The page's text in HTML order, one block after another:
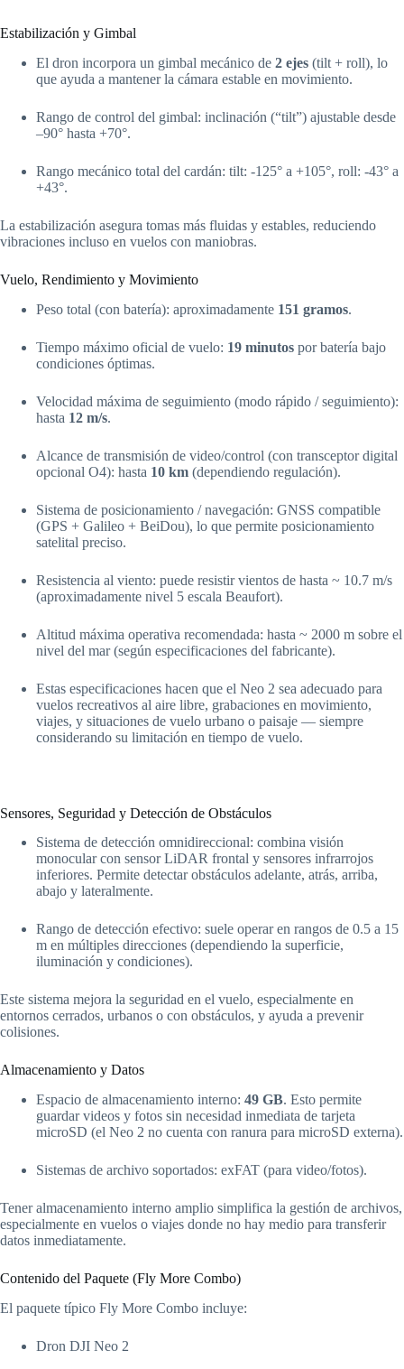
Estabilización y Gimbal
El dron incorpora un gimbal mecánico de 2 ejes (tilt + roll), lo
que ayuda a mantener la cámara estable en movimiento.
Rango de control del gimbal: inclinación (“tilt”) ajustable desde
–90° hasta +70°.
Rango mecánico total del cardán: tilt: -125° a +105°, roll: -43° a
+43°.
La estabilización asegura tomas más fluidas y estables, reduciendo
vibraciones incluso en vuelos con maniobras.
Vuelo, Rendimiento y Movimiento
Peso total (con batería): aproximadamente 151 gramos.
Tiempo máximo oficial de vuelo: 19 minutos por batería bajo
condiciones óptimas.
Velocidad máxima de seguimiento (modo rápido / seguimiento):
hasta 12 m/s.
Alcance de transmisión de video/control (con transceptor digital
opcional O4): hasta 10 km (dependiendo regulación).
Sistema de posicionamiento / navegación: GNSS compatible
(GPS + Galileo + BeiDou), lo que permite posicionamiento
satelital preciso.
Resistencia al viento: puede resistir vientos de hasta ~ 10.7 m/s
(aproximadamente nivel 5 escala Beaufort).
Altitud máxima operativa recomendada: hasta ~ 2000 m sobre el
nivel del mar (según especificaciones del fabricante).
Estas especificaciones hacen que el Neo 2 sea adecuado para
vuelos recreativos al aire libre, grabaciones en movimiento,
viajes, y situaciones de vuelo urbano o paisaje — siempre
considerando su limitación en tiempo de vuelo.
Sensores, Seguridad y Detección de Obstáculos
Sistema de detección omnidireccional: combina visión
monocular con sensor LiDAR frontal y sensores infrarrojos
inferiores. Permite detectar obstáculos adelante, atrás, arriba,
abajo y lateralmente.
Rango de detección efectivo: suele operar en rangos de 0.5 a 15
m en múltiples direcciones (dependiendo la superficie,
iluminación y condiciones).
Este sistema mejora la seguridad en el vuelo, especialmente en
entornos cerrados, urbanos o con obstáculos, y ayuda a prevenir
colisiones.
Almacenamiento y Datos
Espacio de almacenamiento interno: 49 GB. Esto permite
guardar videos y fotos sin necesidad inmediata de tarjeta
microSD (el Neo 2 no cuenta con ranura para microSD externa).
Sistemas de archivo soportados: exFAT (para video/fotos).
Tener almacenamiento interno amplio simplifica la gestión de archivos,
especialmente en vuelos o viajes donde no hay medio para transferir
datos inmediatamente.
Contenido del Paquete (Fly More Combo)
El paquete típico Fly More Combo incluye:
Dron DJI Neo 2